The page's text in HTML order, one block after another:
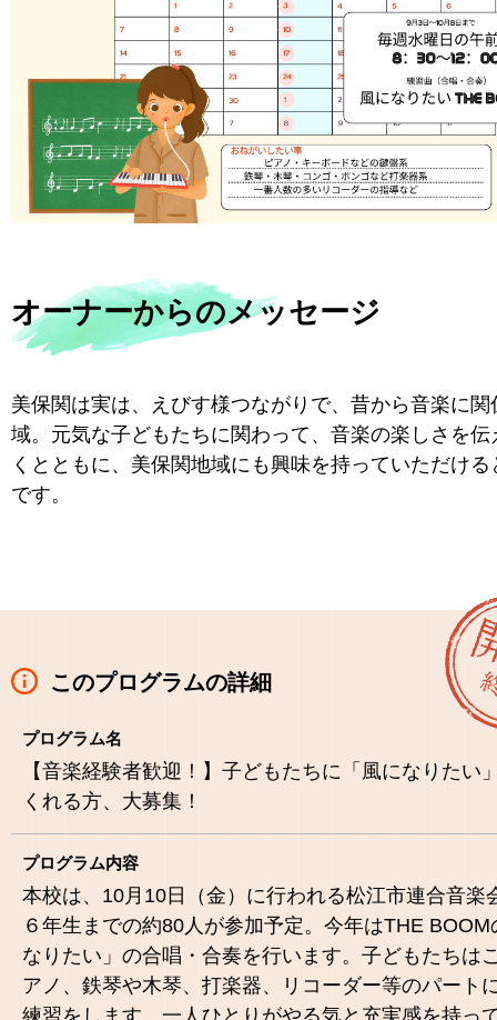
オーナーからのメッセージ
美保関は実は、えびす様つながりで、昔から音楽に関
域。元気な子どもたちに関わって、音楽の楽しさを伝
くとともに、美保関地域にも興味を持っていただける
です。
このプログラムの詳細
プログラム名
【音楽経験者歓迎！】子どもたちに「風になりたい
くれる方、大募集！
プログラム内容
本校は、10月10日（金）に行われる松江市連合音楽
６年生までの約80人が参加予定。今年はTHE BOOM
なりたい」の合唱・合奏を行います。子どもたちは
アノ、鉄琴や木琴、打楽器、リコーダー等のパート